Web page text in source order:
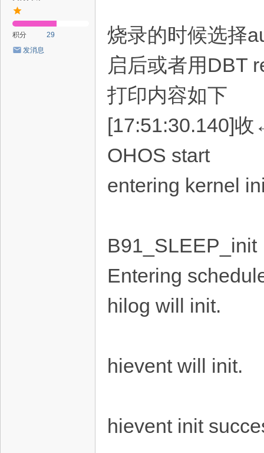
积分
29
发消息
烧录的时候选择
启后或者用DBT
打印内容如下
[17:51:30.140]
OHOS start
entering kernel
B91_SLEEP_init
Entering
hilog will init.
hievent will init.
hievent init